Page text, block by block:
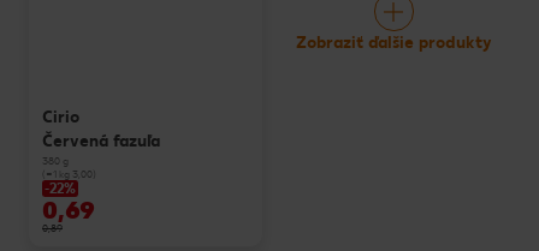
Cirio
Červená fazuľa
380 g
(=1 kg 3,00)
-22%
0,69
0,89
Zobraziť ďalšie produkty